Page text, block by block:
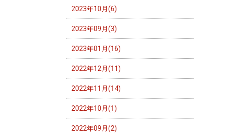
2023年10月(6)
2023年09月(3)
2023年01月(16)
2022年12月(11)
2022年11月(14)
2022年10月(1)
2022年09月(2)